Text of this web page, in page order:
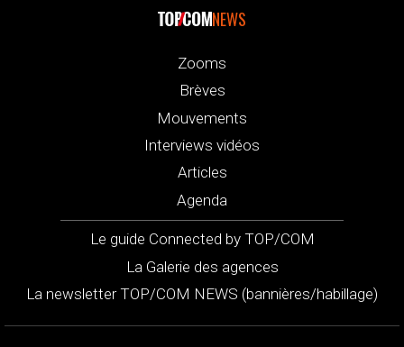
NEWS
Zooms
Brèves
Mouvements
Interviews vidéos
Articles
Agenda
Le guide Connected by TOP/COM
La Galerie des agences
La newsletter TOP/COM NEWS (bannières/habillage)